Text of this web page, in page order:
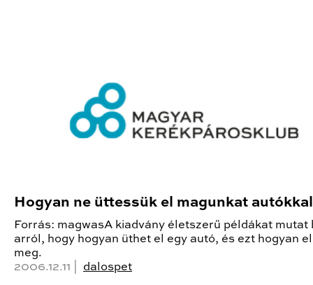
Hogyan ne üttessük el magunkat autókkal
Forrás: magwasA kiadvány életszerű példákat mutat
arról, hogy hogyan üthet el egy autó, és ezt hogyan
meg.
2006.12.11 | dalospet